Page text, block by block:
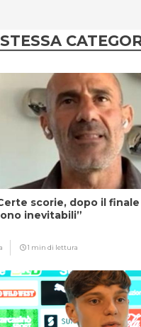
scorie, dopo il
inevitabili”
1 min di lettura